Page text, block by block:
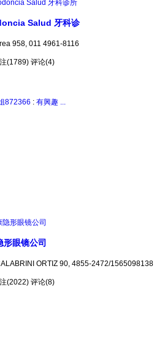
Salud 牙科诊
958, 011 4961-8116
(1789) 评论(4)
872366 : 有興趣 ...
形眼镜公司
ORTIZ 90, 4855-2472/1565098138
(2022) 评论(8)